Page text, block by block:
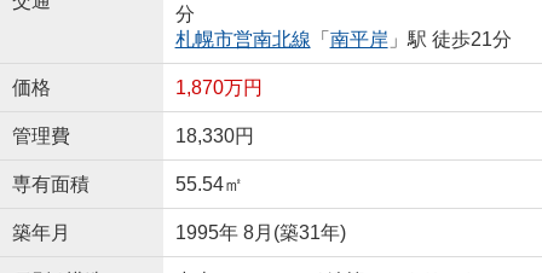
分
札幌市営南北線 「 南平岸 」駅 徒歩21分
価格 1,870万円
管理費 18,330円
専有面積 55.54㎡
築年月 1995年 8月(築31年)